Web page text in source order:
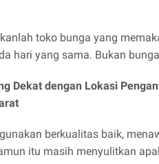
toko bunga yang
hari yang sama. Bukan
Dekat dengan Lokasi
berkualitas baik,
itu masih menyulitkan